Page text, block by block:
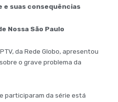
e suas consequências
Nossa São Paulo
da Rede Globo, apresentou
o grave problema da
participaram da série está